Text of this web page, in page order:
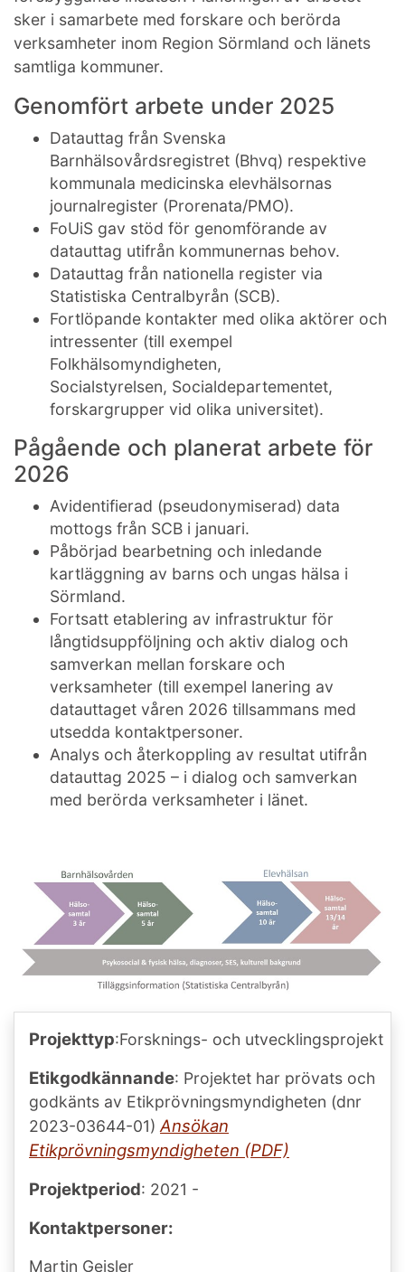
sker i samarbete med forskare och berörda
verksamheter inom Region Sörmland och länets
samtliga kommuner.
Genomfört arbete under 2025
Datauttag från Svenska
Barnhälsovårdsregistret (Bhvq) respektive
kommunala medicinska elevhälsornas
journalregister (Prorenata/PMO).
FoUiS gav stöd för genomförande av
datauttag utifrån kommunernas behov.
Datauttag från nationella register via
Statistiska Centralbyrån (SCB).
Fortlöpande kontakter med olika aktörer och
intressenter (till exempel
Folkhälsomyndigheten,
Socialstyrelsen, Socialdepartementet,
forskargrupper vid olika universitet).
Pågående och planerat arbete för
2026
Avidentifierad (pseudonymiserad) data
mottogs från SCB i januari.
Påbörjad bearbetning och inledande
kartläggning av barns och ungas hälsa i
Sörmland.
Fortsatt etablering av infrastruktur för
långtidsuppföljning och aktiv dialog och
samverkan mellan forskare och
verksamheter (till exempel lanering av
datauttaget våren 2026 tillsammans med
utsedda kontaktpersoner.
Analys och återkoppling av resultat utifrån
datauttag 2025 – i dialog och samverkan
med berörda verksamheter i länet.
Projekttyp:Forsknings- och utvecklingsprojekt
Etikgodkännande: Projektet har prövats och
godkänts av Etikprövningsmyndigheten (dnr
2023-03644-01)Ansökan
Etikprövningsmyndigheten (PDF)
Projektperiod: 2021 -
Kontaktpersoner:
Martin Geisler